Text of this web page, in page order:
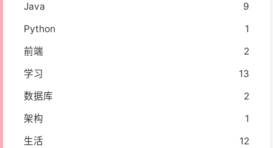
Java
9
Python
1
前端
2
学习
13
数据库
2
架构
1
生活
12